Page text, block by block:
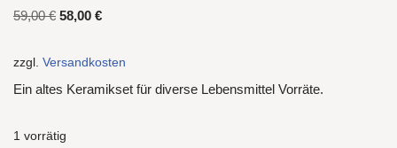
59,00€ 58,00 €
zzgl. Versandkosten
Ein altes Keramikset für diverse Lebensmittel Vorräte.
1 vorrätig